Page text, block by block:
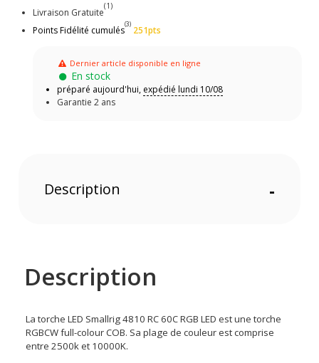
Livraison Gratuite
(1)
Points Fidélité cumulés
(3)
251pts
Dernier article disponible en ligne
En stock
préparé aujourd'hui, expédié lundi 10/08
Garantie 2 ans
Description -
Description
La torche LED Smallrig 4810 RC 60C RGB LED est une torche
RGBCW full-colour COB. Sa plage de couleur est comprise
entre 2500k et 10000K.